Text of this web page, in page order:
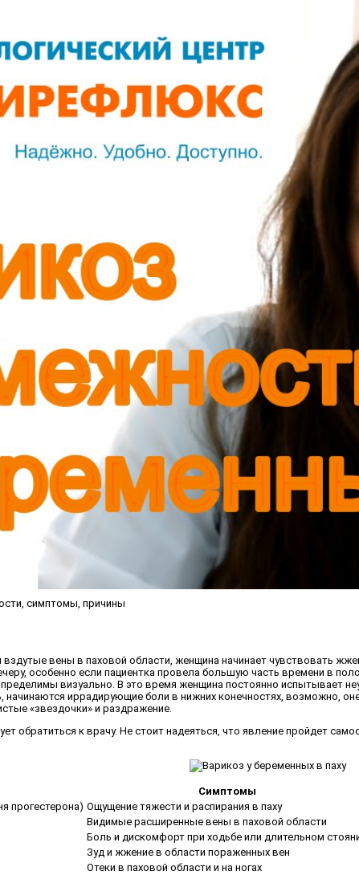
симптомы, причины
вздутые вены в паховой области, женщина начинает чувствовать
особенно если пациентка провела большую часть времени в
визуально. В это время женщина постоянно испытывает
иррадирующие боли в нижних конечностях, возможно,
«звездочки» и раздражение.
обратиться к врачу. Не стоит надеяться, что явление пройдет
Симптомы
прогестерона) Ощущение тяжести и распирания в паху
Видимые расширенные вены в паховой области
Боль и дискомфорт при ходьбе или длительном
Зуд и жжение в области пораженных вен
Отеки в паховой области и на ногах